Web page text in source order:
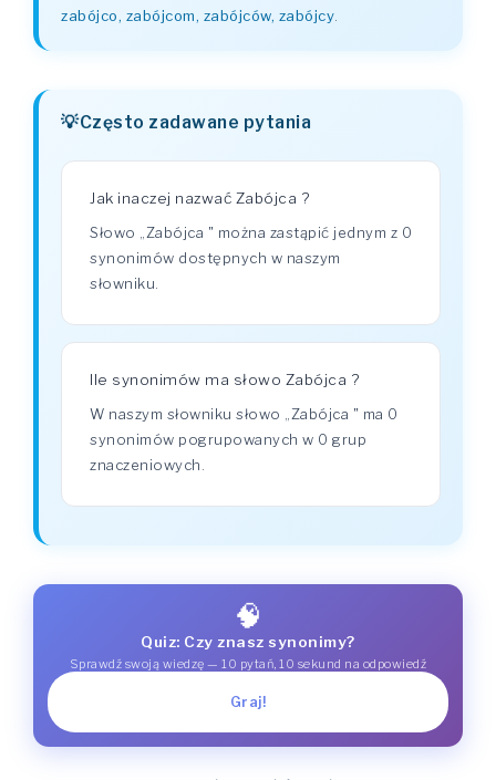
zabójco, zabójcom, zabójców, zabójcy
Często zadawane pytania
Jak inaczej nazwać Zabójca ?
Słowo „Zabójca " można zastąpić jednym z 0
synonimów dostępnych w naszym
słowniku.
Ile synonimów ma słowo Zabójca ?
W naszym słowniku słowo „Zabójca " ma 0
synonimów pogrupowanych w 0 grup
znaczeniowych.
🧠
Quiz: Czy znasz synonimy?
Sprawdź swoją wiedzę — 10 pytań, 10 sekund na odpowiedź
Graj!